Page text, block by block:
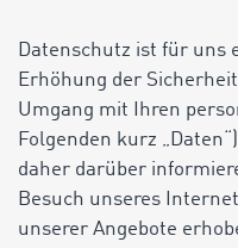
Datenschutz ist für uns
Erhöhung der
Umgang mit Ihren
Folgenden kurz
daher darüber
Besuch unseres
unserer Angebote